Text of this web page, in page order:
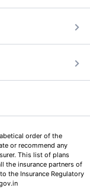
order of the
or recommend any
This list of plans
the insurance partners of
the Insurance Regulatory